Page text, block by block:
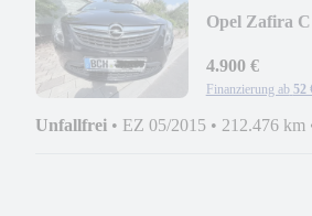
Opel Zafira
4.900 €
Finanzierung ab 52
Unfallfrei • EZ 05/2015 • 212.476 km